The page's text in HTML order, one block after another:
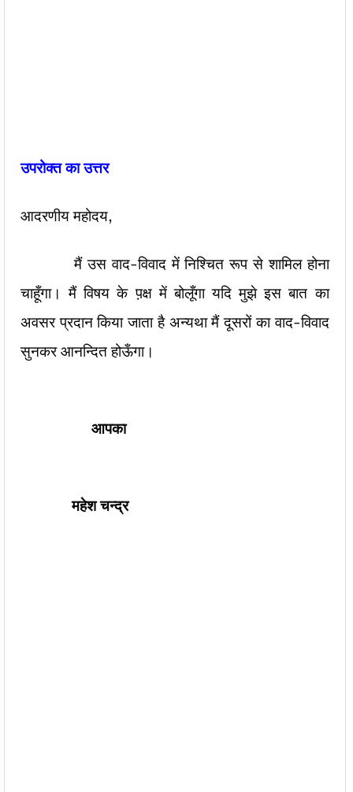
उपरोक्त का उत्तर
आदरणीय महोदय,
मैं उस वाद-विवाद में निश्चित रूप से शामिल होना
चाहूँगा। मैं विषय के प़क्ष में बोलूँगा यदि मुझे इस बात का
अवसर प्रदान किया जाता है अन्यथा मैं दूसरों का वाद-विवाद
सुनकर आनन्दित होऊँगा।
आपका
महेश चन्द्र